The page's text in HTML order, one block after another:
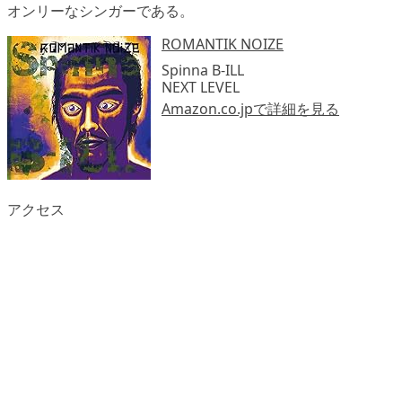
オンリーなシンガーである。
ROMANTIK NOIZE
Spinna B-ILL
NEXT LEVEL
Amazon.co.jpで詳細を見る
アクセス